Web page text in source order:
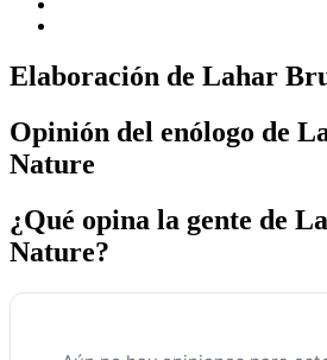
Elaboración de Lahar
Opinión del enólogo de
Nature
¿Qué opina la gente de
Nature?